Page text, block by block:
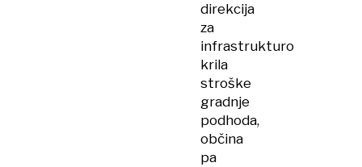
direkcija
za
infrastrukturo
krila
stroške
gradnje
podhoda,
občina
pa